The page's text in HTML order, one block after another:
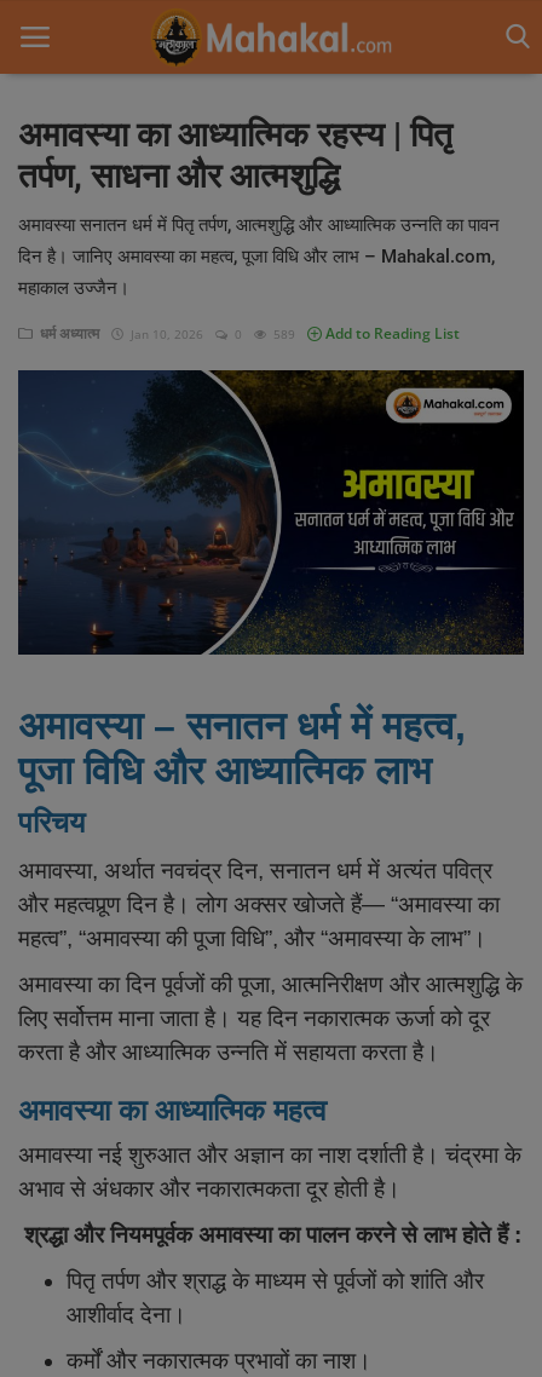
Home
Contact
आध्यात्मिक यात्रा
ज्योतिष
पौराणिक कथा
साप्ताहिक व्रत कथा
प्रदोष व्रत कथा
ज्योतिष लेख
Login
Hindi
अमावस्या का आध्यात्मिक रहस्य | पितृ
तर्पण, साधना और आत्मशुद्धि
अमावस्या सनातन धर्म में पितृ तर्पण, आत्मशुद्धि और आध्यात्मिक उन्नति का पावन
दिन है। जानिए अमावस्या का महत्व, पूजा विधि और लाभ – Mahakal.com,
महाकाल उज्जैन।
धर्म अध्यात्म Jan 10, 2026 0 589 Add to Reading List
अमावस्या – सनातन धर्म में महत्व,
पूजा विधि और आध्यात्मिक लाभ
परिचय
अमावस्या, अर्थात नवचंद्र दिन, सनातन धर्म में अत्यंत पवित्र
और महत्वपूर्‍ण दिन है। लोग अक्सर खोजते हैं— “अमावस्या का
महत्व”, “अमावस्या की पूजा विधि”, और “अमावस्या के लाभ”।
अमावस्या का दिन पूर्वजों की पूजा, आत्मनिरीक्षण और आत्मशुद्धि के
लिए सर्वोत्तम माना जाता है। यह दिन नकारात्मक ऊर्जा को दूर
करता है और आध्यात्मिक उन्नति में सहायता करता है।
अमावस्या का आध्यात्मिक महत्व
अमावस्या नई शुरुआत और अज्ञान का नाश दर्शाती है। चंद्रमा के
अभाव से अंधकार और नकारात्मकता दूर होती है।
श्रद्धा और नियमपूर्वक अमावस्या का पालन करने से लाभ होते हैं :
पितृ तर्पण और श्राद्ध के माध्यम से पूर्वजों को शांति और
आशीर्वाद देना।
कर्मों और नकारात्मक प्रभावों का नाश।